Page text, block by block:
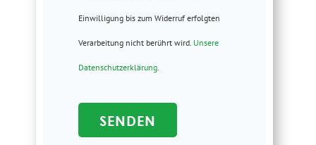
Einwilligung bis zum Widerruf erfolgten
Verarbeitung nicht berührt wird. Unsere
Datenschutzerklärung.